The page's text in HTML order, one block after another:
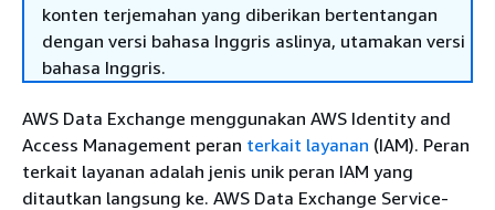
konten terjemahan yang diberikan bertentangan
dengan versi bahasa Inggris aslinya, utamakan versi
bahasa Inggris.
AWS Data Exchange menggunakan AWS Identity and
Access Management peran terkait layanan (IAM). Peran
terkait layanan adalah jenis unik peran IAM yang
ditautkan langsung ke. AWS Data Exchange Service-